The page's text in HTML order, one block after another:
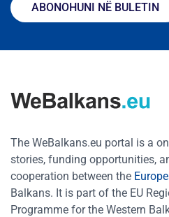
ABONOHUNI NË BULETIN
The WeBalkans.eu portal is a
stories, funding opportunities,
cooperation between the
Balkans. It is part of the EU
Programme for the Western